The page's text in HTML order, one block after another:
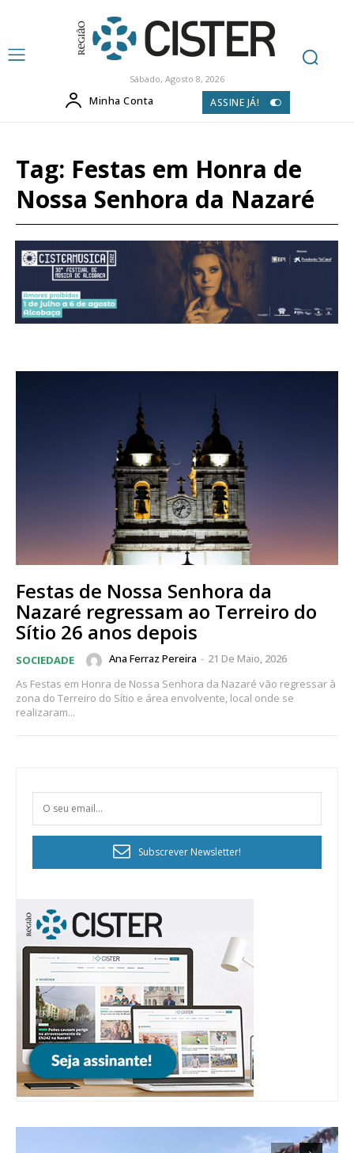
Sábado, Agosto 8, 2026
Minha Conta ASSINE JÁ!
Tag: Festas em Honra de
Nossa Senhora da Nazaré
Festas de Nossa Senhora da
Nazaré regressam ao Terreiro do
Sítio 26 anos depois
SOCIEDADE Ana Ferraz Pereira - 21 De Maio, 2026
As Festas em Honra de Nossa Senhora da Nazaré vão regressar à
zona do Terreiro do Sítio e área envolvente, local onde se
realizaram...
Subscrever Newsletter!